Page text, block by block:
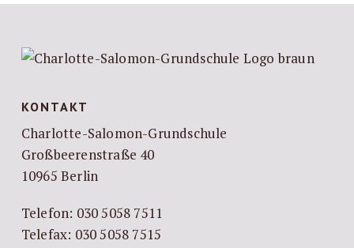
KONTAKT
Charlotte-Salomon-Grundschule
Großbeerenstraße 40
10965 Berlin
Telefon: 030 5058 7511
Telefax: 030 5058 7515